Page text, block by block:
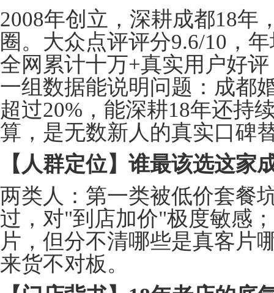
2008年创立，深耕成都18年
圈。大众点评评分9.6/10，
全网累计十万+真实用户好
一组数据能说明问题：成都
超过20%，能深耕18年还持
算，是无数新人的真实口碑
【人群定位】谁最该选这家
两类人：第一类被低价套餐
过，对"到店加价"极度敏感
片，但分不清哪些是真客片
来货不对板。